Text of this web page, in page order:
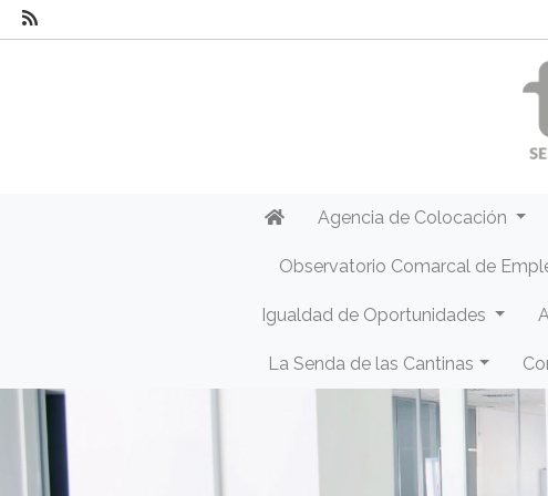
Agencia de Colocación
Observatorio Comarcal de
Igualdad de Oportunidades
La Senda de las Cantinas